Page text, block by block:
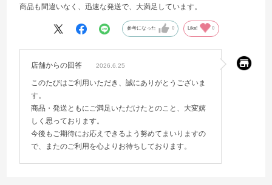
商品も間違いなく、迅速な発送で、大満足しています。
参考になった 0 Like! 0
店舗からの回答 2026.6.25
このたびはご利用いただき、誠にありがとうございま
す。
商品・発送ともにご満足いただけたとのこと、大変嬉
しく思っております。
今後もご期待にお応えできるよう努めてまいりますの
で、またのご利用を心よりお待ちしております。